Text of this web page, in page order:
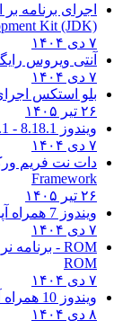
اجرای برنامه بر
Development Kit (JDK)
آنتی ویروس رایگان و
بلو استکس اجرای نرم
ویندوز 8.1 8.1 - Microsoft Windows 8.1
دات نت فریم ورک
Framework
ویندوز 7 همراه آپدیت 7 SP1
ROM - برنامه نرو | ابزار رایت حرفه ای و
ویندوز 10 همراه آپدیت 10 22H2